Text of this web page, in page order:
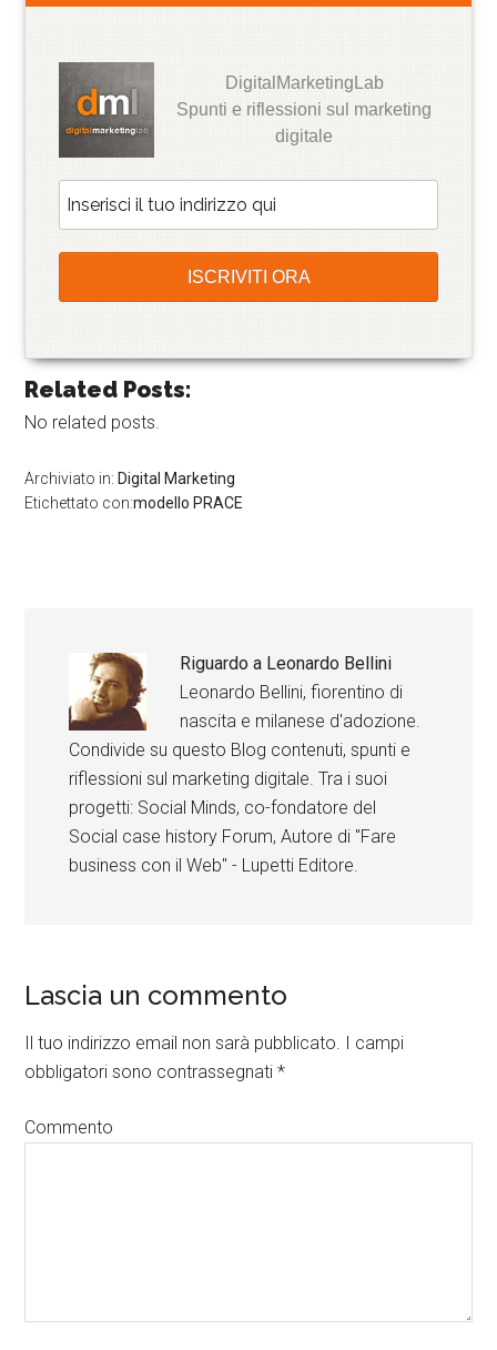
DigitalMarketingLab
Spunti e riflessioni sul marketing
digitale
Related Posts:
No related posts.
Archiviato in: Digital Marketing
Etichettato con:modello PRACE
Riguardo a Leonardo Bellini
Leonardo Bellini, fiorentino di
nascita e milanese d'adozione.
Condivide su questo Blog contenuti, spunti e
riflessioni sul marketing digitale. Tra i suoi
progetti: Social Minds, co-fondatore del
Social case history Forum, Autore di "Fare
business con il Web" - Lupetti Editore.
Lascia un commento
Il tuo indirizzo email non sarà pubblicato. I campi
obbligatori sono contrassegnati*
Commento